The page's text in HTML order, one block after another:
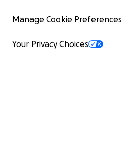
Manage Cookie Preferences
Your Privacy Choices